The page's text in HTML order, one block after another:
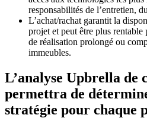
responsabilités de l’entretien,
L’achat/rachat garantit la
projet et peut être plus
de réalisation prolongé ou
immeubles.
L’analyse Upbrella de
permettra de
stratégie pour chaque